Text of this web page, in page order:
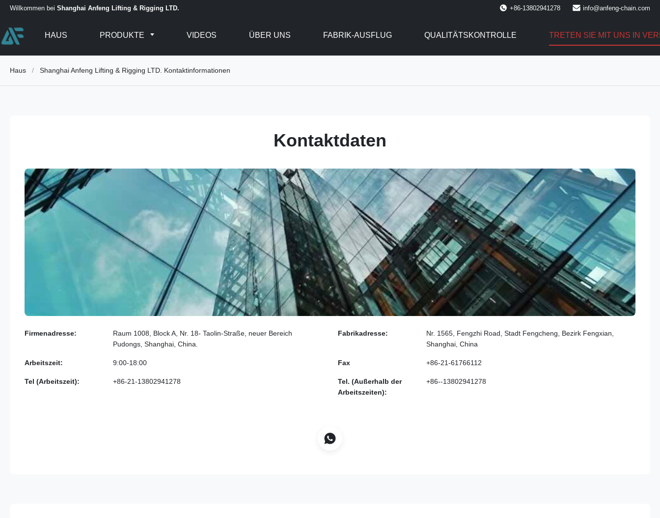
Willkommen bei Shanghai Anfeng Lifting & Rigging LTD. +86-13802941278 info@anfeng-chain.com
HAUS PRODUKTE VIDEOS ÜBER UNS FABRIK-AUSFLUG QUALITÄTSKONTROLLE TRETEN SIE MIT UNS IN
Haus / Shanghai Anfeng Lifting & Rigging LTD. Kontaktinformationen
Kontaktdaten
Firmenadresse:
Raum 1008, Block A, Nr. 18- Taolin-Straße, neuer Bereich
Pudongs, Shanghai, China.
Fabrikadresse:
Nr. 1565, Fengzhi Road, Stadt Fengcheng, Bezirk Fengxian,
Shanghai, China
Arbeitszeit: 9:00-18:00 Fax +86-21-61766112
Tel (Arbeitszeit): +86-21-13802941278
Tel. (Außerhalb der
Arbeitszeiten):
+86--13802941278